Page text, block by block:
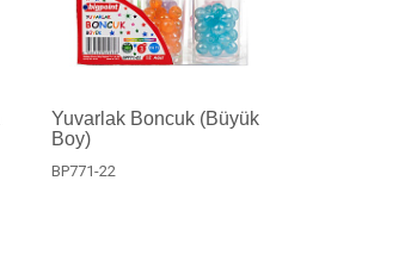
Yuvarlak Boncuk (Büyük
Boy)
BP771-22